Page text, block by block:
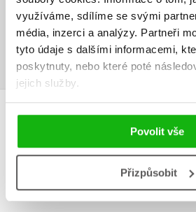
využíváme, sdílíme se svými
média, inzerci a analýzy. Partneři
tyto údaje s dalšími informacemi,
poskytnuty, nebo které poté
jejich služby.
Povolit vše
Přizpůsobit
Ke stažení
Obsah.pdf Errata.doc
HODNOCENÍ ČTENÁŘŮ
V současné době nejsou vytvořena žádná
Vaše hodnocení